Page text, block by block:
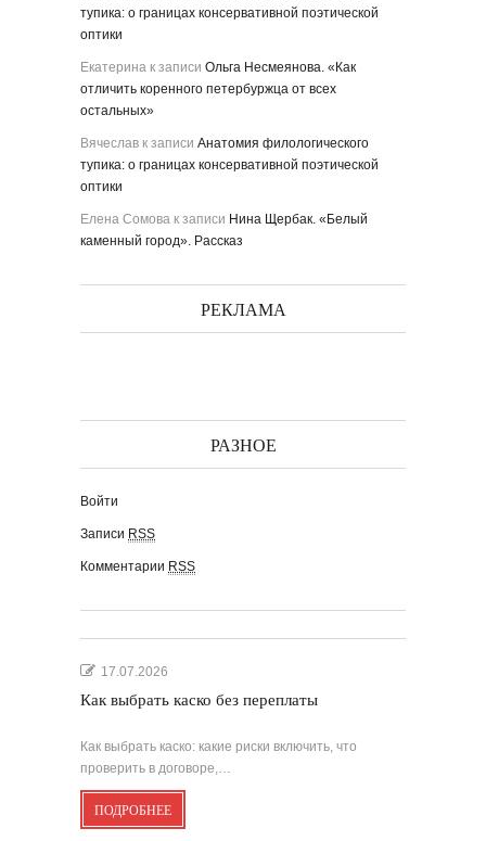
тупика: о границах консервативной поэтической
оптики
Екатерина к записи Ольга Несмеянова. «Как
отличить коренного петербуржца от всех
остальных»
Вячеслав к записи Анатомия филологического
тупика: о границах консервативной поэтической
оптики
Елена Сомова к записи Нина Щербак. «Белый
каменный город». Рассказ
РЕКЛАМА
РАЗНОЕ
Войти
Записи RSS
Комментарии RSS
17.07.2026
Как выбрать каско без переплаты
Как выбрать каско: какие риски включить, что
проверить в договоре,…
ПОДРОБНЕЕ